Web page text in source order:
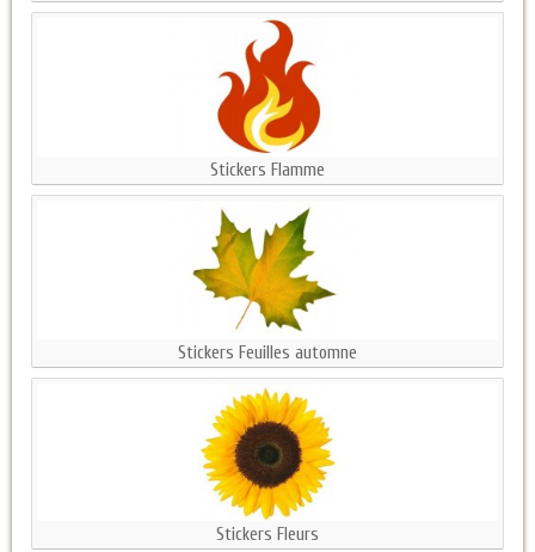
Stickers Flamme
Stickers Feuilles automne
Stickers Fleurs